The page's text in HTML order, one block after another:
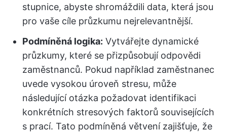
stupnice, abyste shromáždili data, která jsou
pro vaše cíle průzkumu nejrelevantnější.
Podmíněná logika: Vytvářejte dynamické
průzkumy, které se přizpůsobují odpovědi
zaměstnanců. Pokud například zaměstnanec
uvede vysokou úroveň stresu, může
následující otázka požadovat identifikaci
konkrétních stresových faktorů souvisejících
s prací. Tato podmíněná větvení zajišťuje, že